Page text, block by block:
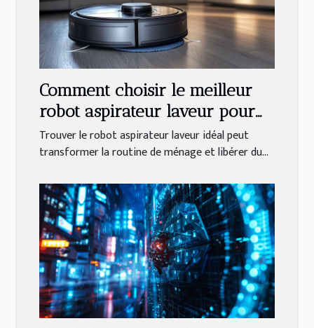
Comment choisir le meilleur
robot aspirateur laveur pour
votre domicile en 2025 ?
Trouver le robot aspirateur laveur idéal peut
transformer la routine de ménage et libérer du...